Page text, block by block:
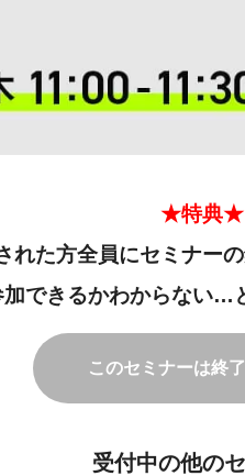
★特典★
れた方全員にセミナー
できるかわからない…
このセミナーは終
受付中の他の